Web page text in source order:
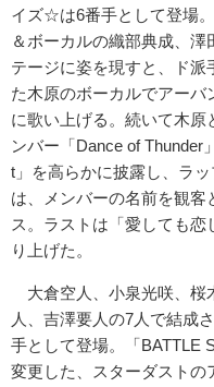
イズ☆は6番手として登場
＆ボーカルの織部典成、
テージに姿を現すと、ド
た木原のボーカルでアー
に歌い上げる。続いて木
ンバー「Dance of Thunder
t」を高らかに披露し、ラ
は、メンバーの名前を観客
ス。ラストは「愛しても
り上げた。
大倉空人、小泉光咲、桜
人、吉澤要人の7人で結成
手として登場。「BATTLE
変更した、スターダストの